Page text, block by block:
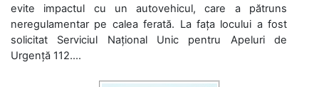
evite impactul cu un autovehicul, care a pătruns
neregulamentar pe calea ferată. La fața locului a fost
solicitat Serviciul Național Unic pentru Apeluri de
Urgență 112....